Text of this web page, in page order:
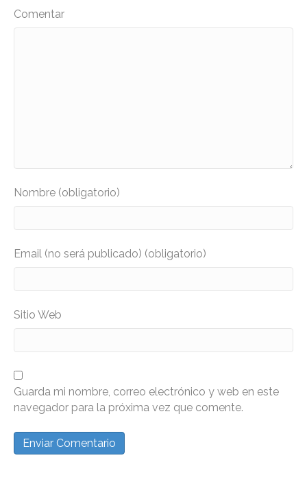
Comentar
Nombre (obligatorio)
Email (no será publicado) (obligatorio)
Sitio Web
Guarda mi nombre, correo electrónico y web en este
navegador para la próxima vez que comente.